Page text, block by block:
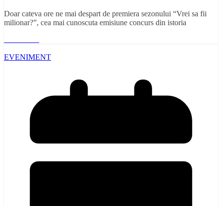
Doar cateva ore ne mai despart de premiera sezonului “Vrei sa fii
milionar?”, cea mai cunoscuta emisiune concurs din istoria
EVENIMENT